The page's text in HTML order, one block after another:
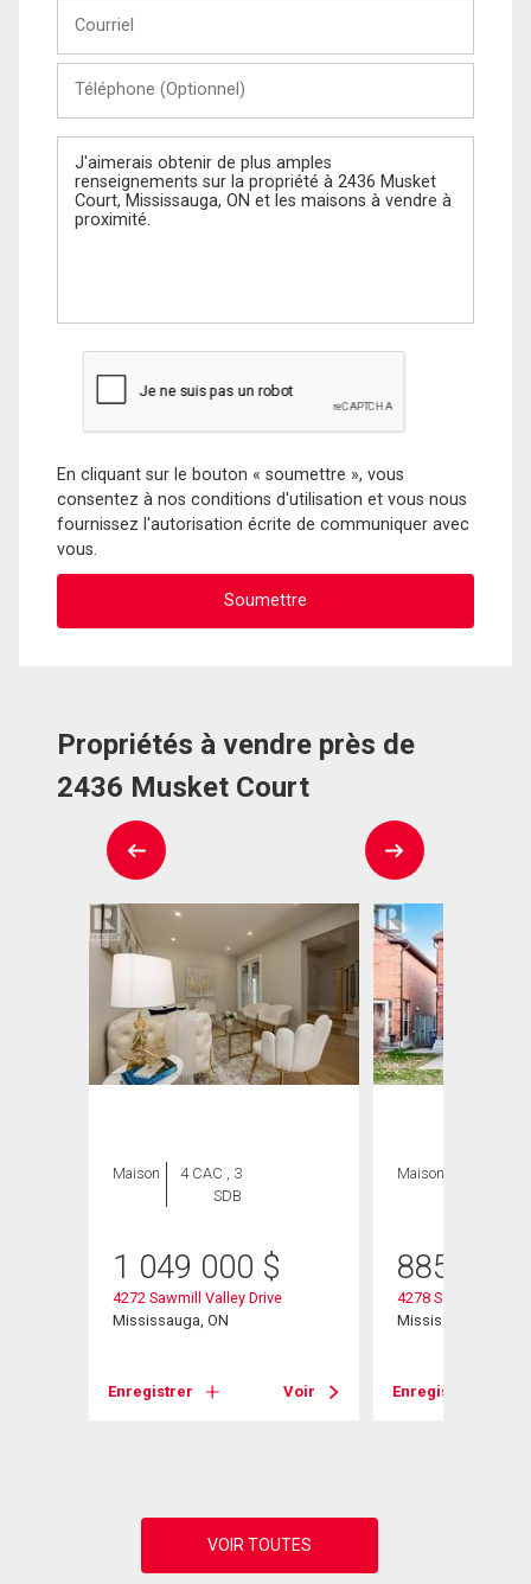
(Optionnel)
Message
En cliquant sur le bouton « soumettre », vous
consentez à nos conditions d'utilisation et vous nous
fournissez l'autorisation écrite de communiquer avec
vous.
Propriétés à vendre près de
2436 Musket Court
Maison
4 CAC , 3
SDB
1 049 000 $
4272 Sawmill Valley Drive
Mississauga, ON
Enregistrer Voir
Maison
885 000
4278 Sawmill
Mississauga, ON
Enregistrer